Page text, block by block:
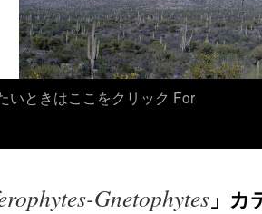
いときはここをクリック For
Gnetophytes 」